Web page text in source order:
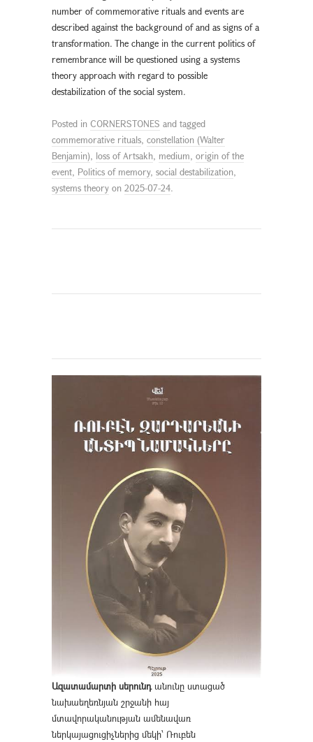
number of commemorative rituals and events are
described against the background of and as signs of a
transformation. The change in the current politics of
remembrance will be questioned using a systems
theory approach with regard to possible
destabilization of the social system.
Posted in CORNERSTONES and tagged
commemorative rituals, constellation (Walter
Benjamin), loss of Artsakh, medium, origin of the
event, Politics of memory, social destabilization,
systems theory on 2025-07-24.
Ազատամարտի սերունդանունը ստացած
նախաեղեռնյան շրջանի հայ
մտավորականության ամենավառ
ներկայացուցիչներից մեկի՝ Ռուբեն